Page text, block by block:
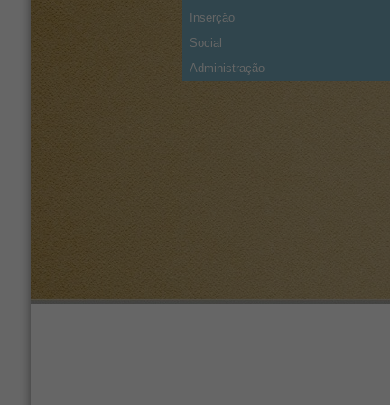
Inserção
Social
Administração